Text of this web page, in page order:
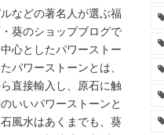
などの著名人が選ぶ福
葵のショップブログで
心としたパワーストー
パワーストーンとは、
直接輸入し、原石に触
いいパワーストーンと
風水はあくまでも、葵